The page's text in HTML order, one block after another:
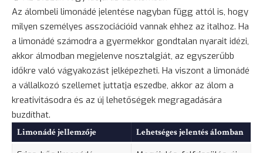
Az álombeli limonádé jelentése nagyban függ attól is, hogy
milyen személyes asszociációid vannak ehhez az italhoz. Ha
a limonádé számodra a gyermekkor gondtalan nyarait idézi,
akkor álmodban megjelenve nosztalgiát, az egyszerűbb
időkre való vágyakozást jelképezheti. Ha viszont a limonádé
a vállalkozó szellemet juttatja eszedbe, akkor az álom a
kreativitásodra és az új lehetőségek megragadására
buzdíthat.
Limonádé jellemzője Lehetséges jelentés álomban